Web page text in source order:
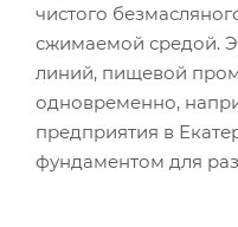
чистого
сжимаемой средой.
линий, пищевой
одновременно,
предприятия в
фундаментом для